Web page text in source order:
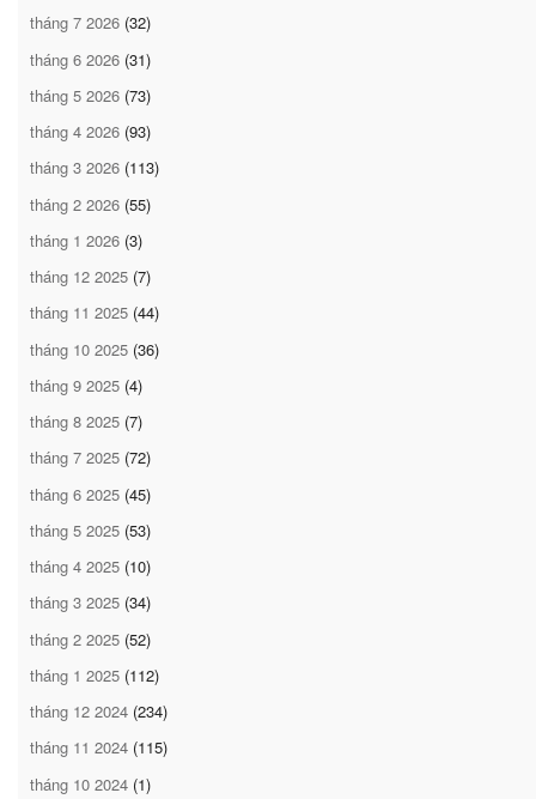
tháng 7 2026 (32)
tháng 6 2026 (31)
tháng 5 2026 (73)
tháng 4 2026 (93)
tháng 3 2026 (113)
tháng 2 2026 (55)
tháng 1 2026 (3)
tháng 12 2025 (7)
tháng 11 2025 (44)
tháng 10 2025 (36)
tháng 9 2025 (4)
tháng 8 2025 (7)
tháng 7 2025 (72)
tháng 6 2025 (45)
tháng 5 2025 (53)
tháng 4 2025 (10)
tháng 3 2025 (34)
tháng 2 2025 (52)
tháng 1 2025 (112)
tháng 12 2024 (234)
tháng 11 2024 (115)
tháng 10 2024 (1)